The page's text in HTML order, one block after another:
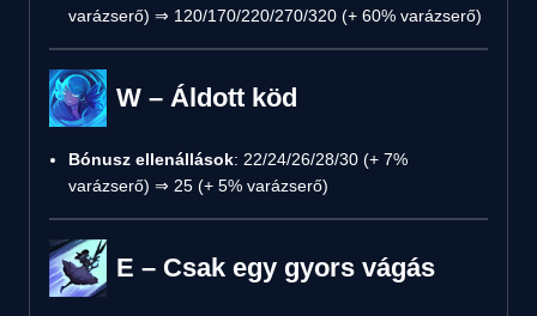
varázserő) ⇒ 120/170/220/270/320 (+ 60% varázserő)
W – Áldott köd
Bónusz ellenállások: 22/24/26/28/30 (+ 7%
varázserő) ⇒ 25 (+ 5% varázserő)
E – Csak egy gyors vágás